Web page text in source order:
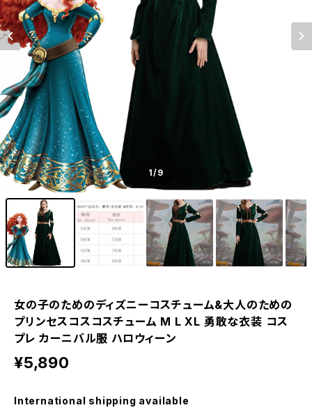
1/9
女の子のためのディズニーコスチューム&大人のための
プリンセスコスコスチューム M L XL 勇敢な衣装 コス
プレ カーニバル服 ハロウィーン
¥5,890
International shipping available